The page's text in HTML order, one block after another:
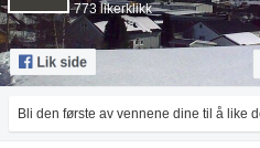
773 likerklikk
Bli den første av vennene dine til å like